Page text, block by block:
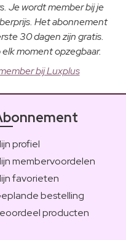
Je wordt member bij je
Het abonnement
30 dagen zijn gratis.
moment opzegbaar.
bij Luxplus
profiel
membervoordelen
favorieten
bestelling
producten